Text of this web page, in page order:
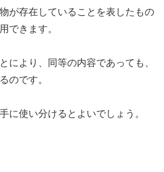
が存在していることを表したもの
できます。
により、同等の内容であっても、
のです。
に使い分けるとよいでしょう。